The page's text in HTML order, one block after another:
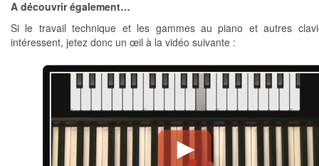
A découvrir également…
Si le travail technique et les gammes au piano et autres
intéressent, jetez donc un œil à la vidéo suivante :